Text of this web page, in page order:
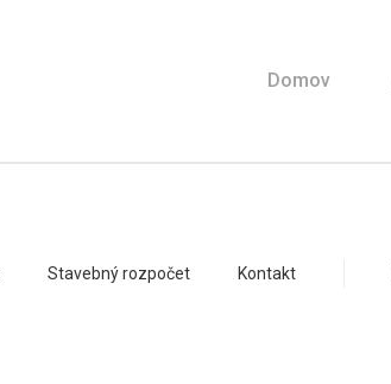
Domov
Stavebný rozpočet Kontakt